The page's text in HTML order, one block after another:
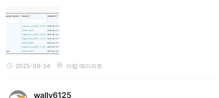
로커와 조심하시길 권합니다.
2025-09-24 아랍 에미리트
wally6125